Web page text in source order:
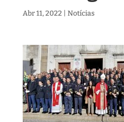
Abr 11, 2022 Notícias